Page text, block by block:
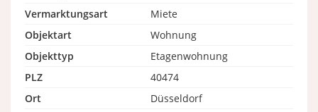
Vermarktungsart
Miete
Objektart
Wohnung
Objekttyp
Etagenwohnung
PLZ
40474
Ort
Düsseldorf